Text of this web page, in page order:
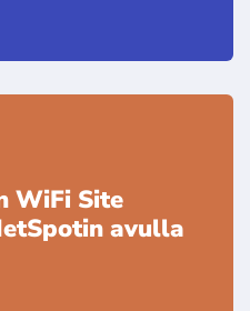
WiFi Site
avulla